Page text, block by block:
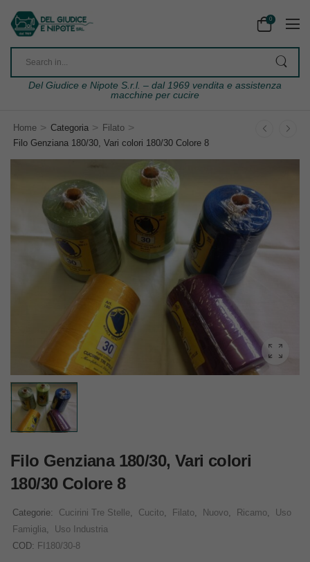
0
Del Giudice e Nipote S.r.l. – dal 1969 vendita e assistenza
macchine per cucire
Home > Categoria > Filato >
Filo Genziana 180/30, Vari colori 180/30 Colore 8
Filo Genziana 180/30, Vari colori
180/30 Colore 8
Categorie: Cucirini Tre Stelle Cucito Filato Nuovo Ricamo
Uso
Famiglia
Uso Industria
COD: FI180/30-8